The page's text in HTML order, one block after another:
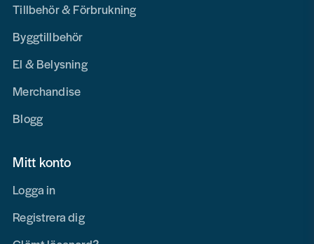
Tillbehör & Förbrukning
Byggtillbehör
El & Belysning
Merchandise
Blogg
Mitt konto
Logga in
Registrera dig